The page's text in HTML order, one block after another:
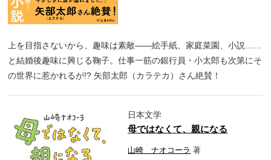
上を目指さないから、趣味は素敵――絵手紙、家庭菜園、小説……
と結婚後趣味に興じる鞠子。仕事一筋の銀行員・小太郎も次第にそ
の世界に惹かれるが!? 矢部太郎（カラテカ）さん絶賛！
日本文学
母ではなくて、親になる
山崎 ナオコーラ 著